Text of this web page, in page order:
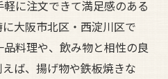
に注文できて満足感のある
大阪市北区・西淀川区で
料理や、飲み物と相性の良
ば、揚げ物や鉄板焼きな